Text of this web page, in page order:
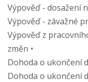
Výpověď - dosažení
Výpověď - závažné
Výpověď z
změn
Dohoda o ukončení
Dohoda o ukončení